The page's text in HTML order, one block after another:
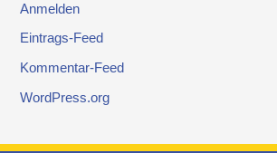
Anmelden
Eintrags-Feed
Kommentar-Feed
WordPress.org